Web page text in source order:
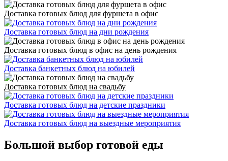
Доставка готовых блюд для фуршета в офис
Доставка готовых блюд на дни рождения
Доставка готовых блюд в офис на день рождения
Доставка банкетных блюд на юбилей
Доставка готовых блюд на свадьбу
Доставка готовых блюд на детские праздники
Доставка готовых блюд на выездные мероприятия
Большой выбор готовой еды